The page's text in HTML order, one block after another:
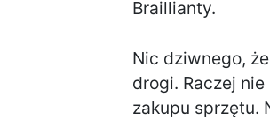
Braillianty.
Nic dziwnego,
drogi. Raczej
zakupu sprzętu.